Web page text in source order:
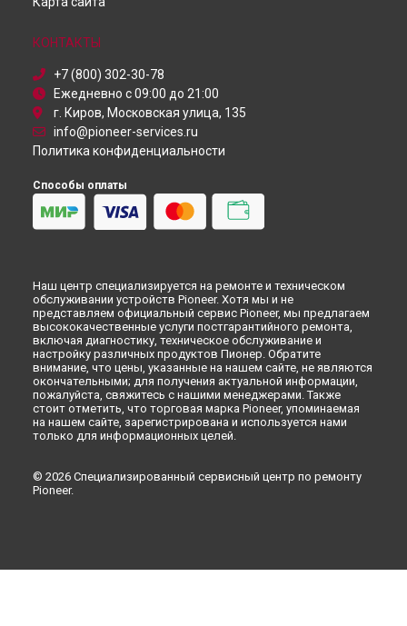
Петербурге
КОНТАКТЫ
+7 (800) 302-30-78
Ежедневно с 09:00 до 21:00
г. Киров, Московская улица, 135
info@pioneer-services.ru
Политика конфиденциальности
Способы оплаты
Наш центр специализируется на ремонте и техническом
обслуживании устройств Pioneer. Хотя мы и не
представляем официальный сервис Pioneer, мы предлагаем
высококачественные услуги постгарантийного ремонта,
включая диагностику, техническое обслуживание и
настройку различных продуктов Пионер. Обратите
внимание, что цены, указанные на нашем сайте, не являются
окончательными; для получения актуальной информации,
пожалуйста, свяжитесь с нашими менеджерами. Также
стоит отметить, что торговая марка Pioneer, упоминаемая
на нашем сайте, зарегистрирована и используется нами
только для информационных целей.
© 2026 Специализированный сервисный центр по ремонту
Pioneer.